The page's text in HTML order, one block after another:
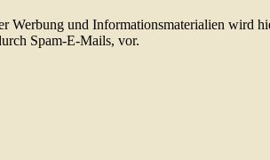
Werbung und Informationsmaterialien wird
Spam-E-Mails, vor.